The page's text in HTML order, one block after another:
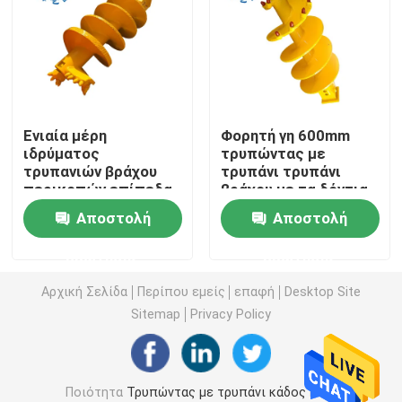
Συσσώρευση φραγμών του Kelly
Καθαρίστε έξω το τρυπάνι
διαχωριστής λάσπης
Αρπαγή σφυριών
Ενιαία μέρη
ιδρύματος
τρυπανιών βράχου
περικοπών επίπεδα
600mm
Αποστολή
Φορητή γη 600mm
τρυπώντας με
τρυπάνι τρυπάνι
βράχου με τα δόντια
σφαιρών καρβιδίου
βολφραμίουΑποστολή
Αρχική Σελίδα Περίπου εμείς επαφή
Desktop Site
Sitemap
Privacy Policy
Ποιότητα Τρυπώντας με τρυπάνι κάδοςΚίνα